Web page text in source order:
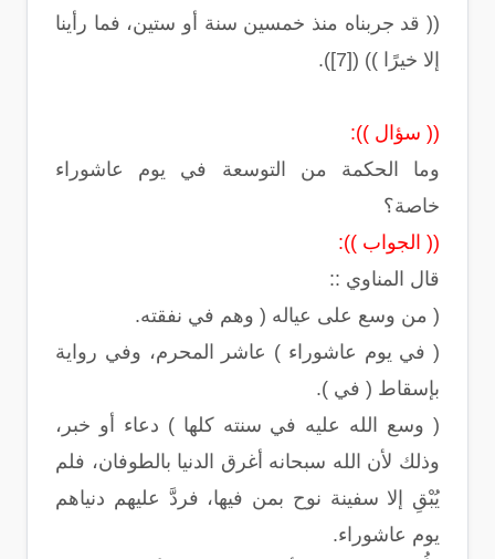
(( قد جربناه منذ خمسين سنة أو ستين، فما رأينا
إلا خيرًا )) ([7]).
(( سؤال )):
وما الحكمة من التوسعة في يوم عاشوراء
خاصة؟
(( الجواب )):
قال المناوي ::
( من وسع على عياله ( وهم في نفقته.
( في يوم عاشوراء ) عاشر المحرم، وفي رواية
بإسقاط ( في ).
( وسع الله عليه في سنته كلها ) دعاء أو خبر،
وذلك لأن الله سبحانه أغرق الدنيا بالطوفان، فلم
يُبْقِ إلا سفينة نوح بمن فيها، فردَّ عليهم دنياهم
يوم عاشوراء.